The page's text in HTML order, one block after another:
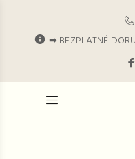
➡ BEZPLATNÉ